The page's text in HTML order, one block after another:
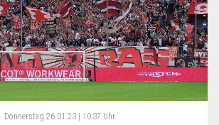
Donnerstag 26.01.23 | 10:37 Uhr